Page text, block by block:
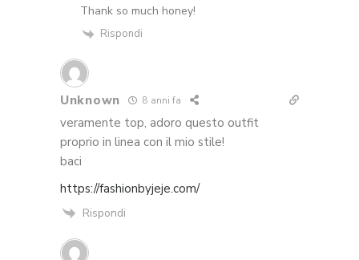
Thank so much honey!
Rispondi
Unknown 8 anni fa
veramente top, adoro questo outfit
proprio in linea con il mio stile!
baci
https://fashionbyjeje.com/
Rispondi